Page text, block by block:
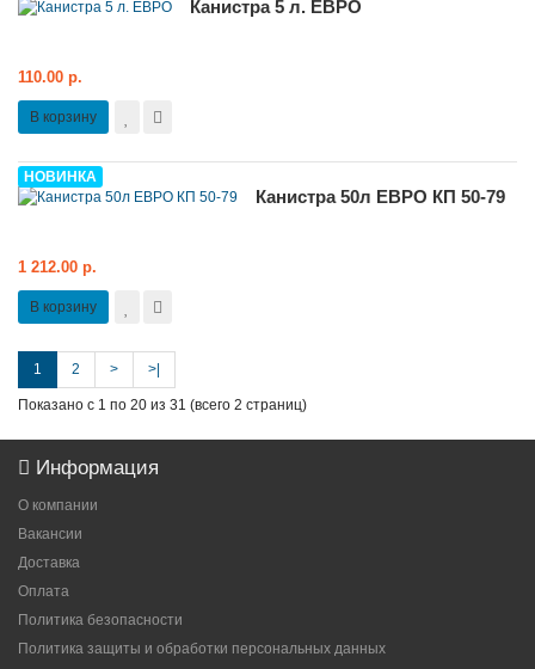
Канистра 5 л. ЕВРО
110.00 р.
В корзину
НОВИНКА
Канистра 50л ЕВРО КП 50-79
1 212.00 р.
В корзину
1 2 > >|
Показано с 1 по 20 из 31 (всего 2 страниц)
Информация
О компании
Вакансии
Доставка
Оплата
Политика безопасности
Политика защиты и обработки персональных данных